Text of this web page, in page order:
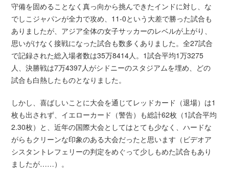
守備を固めることなく真っ向から挑んできたインドに対し、な
でしこジャパンが全力で攻め、11-0という大差で勝った試合も
ありましたが、アジア全体の女子サッカーのレベルが上がり、
思いがけなく接戦になった試合も数多くありました。全27試合
で記録された総入場者数は35万8414人。1試合平均1万3275
人、決勝戦は7万4397人がシドニーのスタジアムを埋め、どの
試合も白熱したものとなりました。
しかし、喜ばしいことに大会を通じてレッドカード（退場）は1
枚も出されず、イエローカード（警告）も総計62枚（1試合平均
2.30枚）と、近年の国際大会としてはとても少なく、ハードな
がらもクリーンな印象のある大会だったと思います（ビデオア
シスタントレフェリーの判定をめぐって少しもめた試合もあり
ましたが……）。